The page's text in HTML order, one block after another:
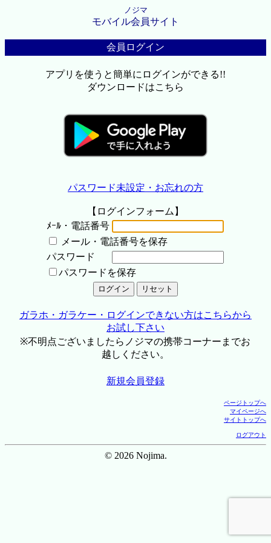
ノジマ
モバイル会員サイト
会員ログイン
アプリを使うと簡単にログインができる!!
ダウンロードはこちら
パスワード未設定・お忘れの方
【ログインフォーム】
ﾒｰﾙ・電話番号
メール・電話番号を保存
パスワード
パスワードを保存
ガラホ・ガラケー・ログインできない方はこちらから
お試し下さい
※不明点ございましたらノジマの携帯コーナーまでお
越しください。
新規会員登録
ページトップへ
マイページへ
サイトトップへ
ログアウト
© 2026 Nojima.